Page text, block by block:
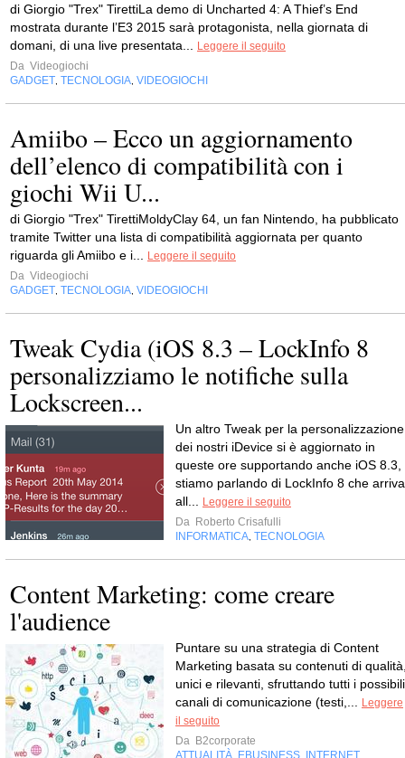
di Giorgio "Trex" TirettiLa demo di Uncharted 4: A Thief’s End
mostrata durante l’E3 2015 sarà protagonista, nella giornata di
domani, di una live presentata...
Leggere il seguito
Da Videogiochi
GADGET TECNOLOGIA VIDEOGIOCHI
Amiibo – Ecco un aggiornamento
dell’elenco di compatibilità con i
giochi Wii U...
di Giorgio "Trex" TirettiMoldyClay 64, un fan Nintendo, ha pubblicato
tramite Twitter una lista di compatibilità aggiornata per quanto
riguarda gli Amiibo e i...
Leggere il seguito
Da Videogiochi
GADGET TECNOLOGIA VIDEOGIOCHI
Tweak Cydia (iOS 8.3 – LockInfo 8
personalizziamo le notifiche sulla
Lockscreen...
Un altro Tweak per la personalizzazione
dei nostri iDevice si è aggiornato in
queste ore supportando anche iOS 8.3,
stiamo parlando di LockInfo 8 che arriva
all...
Leggere il seguito
Da Roberto Crisafulli
INFORMATICA TECNOLOGIA
Content Marketing: come creare
l'audience
Puntare su una strategia di Content
Marketing basata su contenuti di
unici e rilevanti, sfruttando tutti i possibili
canali di comunicazione (testi,...
Leggere
il seguito
Da B2corporate
ATTUALITÀ EBUSINESS INTERNET